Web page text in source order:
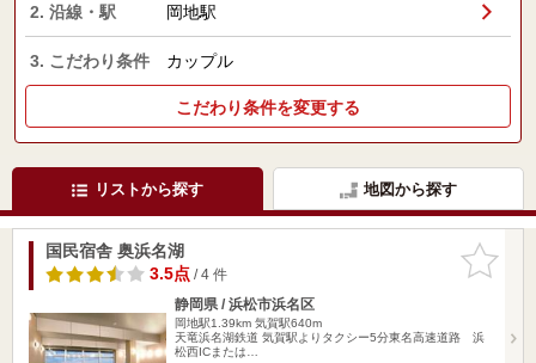
2. 沿線・駅 岡地駅
3. こだわり条件 カップル
こだわり条件を変更する
リストから探す 地図から探す
お気に入
りに追加
国民宿舎 奥浜名湖
3.5点/ 4 件
静岡県 / 浜松市浜名区
岡地駅1.39km 気賀駅640m
天竜浜名湖鉄道 気賀駅よりタクシー5分東名高速道路 浜
松西ICまたは…